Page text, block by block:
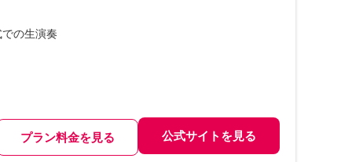
の生演奏
プラン料金を見る 公式サイトを見る